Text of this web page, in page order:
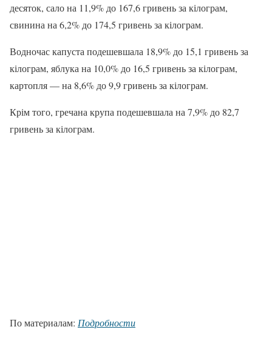
десяток, сало на 11,9% до 167,6 гривень за кілограм,
свинина на 6,2% до 174,5 гривень за кілограм.
Водночас капуста подешевшала 18,9% до 15,1 гривень за
кілограм, яблука на 10,0% до 16,5 гривень за кілограм,
картопля — на 8,6% до 9,9 гривень за кілограм.
Крім того, гречана крупа подешевшала на 7,9% до 82,7
гривень за кілограм.
По материалам: Подробности